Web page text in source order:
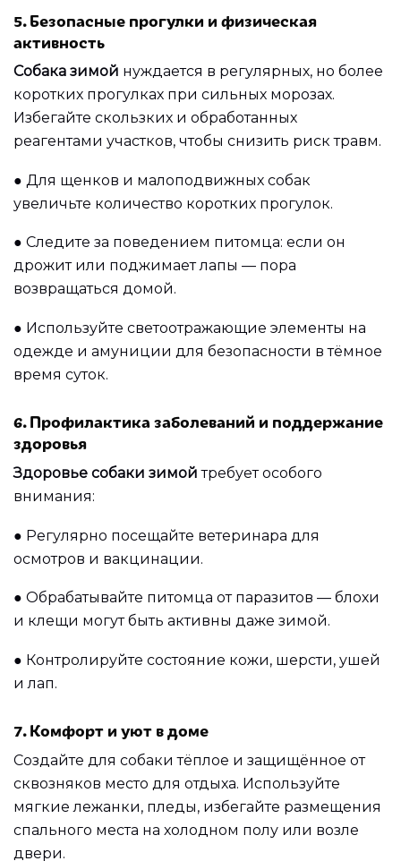
5. Безопасные прогулки и физическая
активность
Собака зимой нуждается в регулярных, но более
коротких прогулках при сильных морозах.
Избегайте скользких и обработанных
реагентами участков, чтобы снизить риск травм.
● Для щенков и малоподвижных собак
увеличьте количество коротких прогулок.
● Следите за поведением питомца: если он
дрожит или поджимает лапы — пора
возвращаться домой.
● Используйте светоотражающие элементы на
одежде и амуниции для безопасности в тёмное
время суток.
6. Профилактика заболеваний и поддержание
здоровья
Здоровье собаки зимой требует особого
внимания:
● Регулярно посещайте ветеринара для
осмотров и вакцинации.
● Обрабатывайте питомца от паразитов — блохи
и клещи могут быть активны даже зимой.
● Контролируйте состояние кожи, шерсти, ушей
и лап.
7. Комфорт и уют в доме
Создайте для собаки тёплое и защищённое от
сквозняков место для отдыха. Используйте
мягкие лежанки, пледы, избегайте размещения
спального места на холодном полу или возле
двери.